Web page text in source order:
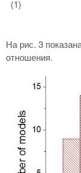
(1)
На рис. 3
отношения.